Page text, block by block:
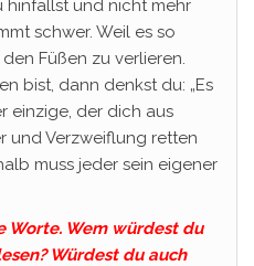
hinfällst und nicht mehr
schwer. Weil es so
Füßen zu verlieren.
bist, dann denkst du: „Es
einzige, der dich aus
und Verzweiflung retten
muss jeder sein eigener
Worte. Wem würdest du
Würdest du auch